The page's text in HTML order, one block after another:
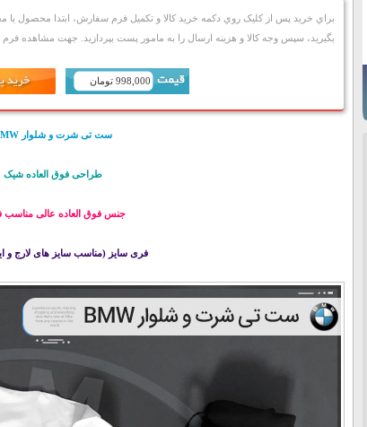
براي خريد پس از کليک روي دکمه خريد کالا و تکميل فرم سفارش، ابتدا محصول يا
بگيريد، سپس وجه کالا و هزينه ارسال را به مامور پست بپردازيد. جهت مشاهده فرم
998,000 تومان
ست تی شرت و شلوار BMW
طراحی فوق العاده شیک
جنس فوق العاده عالی
فری سایز (مناسب سایز های لارج و